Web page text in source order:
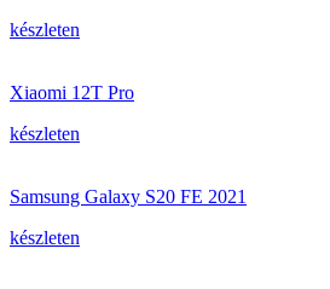
készleten
Xiaomi 12T Pro
készleten
Samsung Galaxy S20 FE 2021
készleten